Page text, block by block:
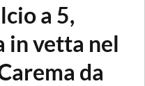
a 5,
in vetta nel
da